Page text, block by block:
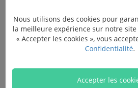
Et puis, ouvrez l'emplacement de
Nous utilisons des cookies pour
la meilleure expérience sur notre
« Accepter les cookies », vous
Confidentialité.
Accepter les